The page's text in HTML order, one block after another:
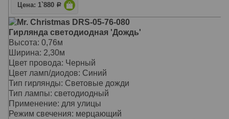
Расстояние между нитями: 15 см.
Лампы: 3В/0,02А/d=5 мм.
Цена: 1`880 Р
Mr. Christmas DRS-05-76-080
Гирлянда светодиодная 'Дождь'
Высота: 0,76м
Ширина: 2,30м
Цвет провода: Черный
Цвет ламп/диодов: Синий
Тип гирлянды: Световые дожди
Тип лампы: светодиодный
Применение: для улицы
Режим свечения: мерцающий